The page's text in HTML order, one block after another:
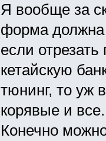
Я вообще за
форма должна
если
кетайскую
тюнинг, то уж
корявые и все.
Конечно